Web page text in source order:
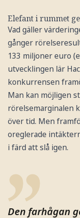
Elefant i rummet
Vad gäller
gånger
133 miljoner euro
utvecklingen lär
konkurrensen
Man kan möjligen
rörelsemarginalen
över tid. Men
oreglerade
i färd att slå igen.
Den farhågan